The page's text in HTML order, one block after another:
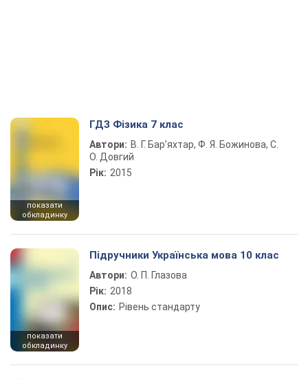
показати
обкладинку
ГДЗ Фізика 7 клас
Автори: В. Г. Бар’яхтар, Ф. Я. Божинова, С.
О. Довгий
Рік: 2015
показати
обкладинку
Підручники Українська мова 10 клас
Автори: О. П. Глазова
Рік: 2018
Опис: Рівень стандарту